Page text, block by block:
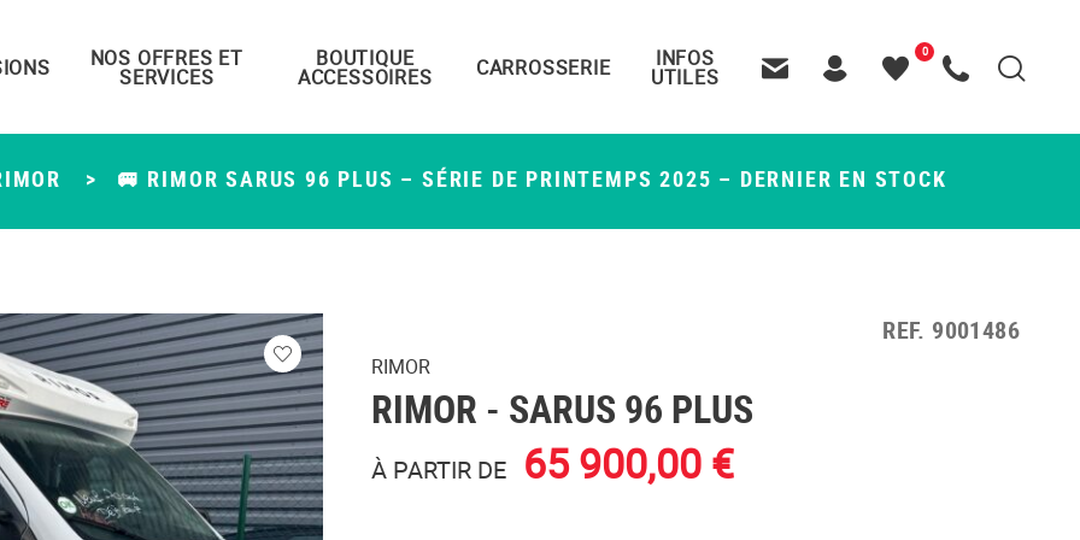
NOS OFFRES ET
SERVICES
BOUTIQUE
ACCESSOIRES CARROSSERIE INFOS
UTILES
Recherche
0
> 🚐 RIMOR SARUS 96 PLUS – SÉRIE DE PRINTEMPS 2025 – DERNIER EN STOCK
Veuillez
vous
connecter
REF. 9001486
RIMOR
RIMOR - SARUS 96 PLUS
À PARTIR DE 65 900,00 €